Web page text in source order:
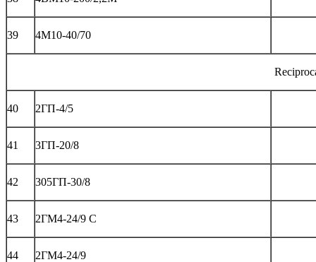
39 4М10-40/70
40 2ГП-4/5
41 3ГП-20/8
42 305ГП-30/8
43 2ГМ4-24/9 C
44 2ГМ4-24/9